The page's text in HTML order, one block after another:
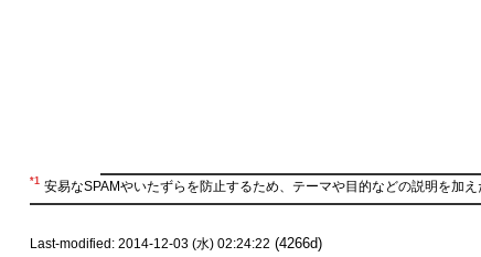
*1 安易なSPAMやいたずらを防止するため、テーマや目的などの説明を加
Last-modified: 2014-12-03 (水) 02:24:22 (4266d)